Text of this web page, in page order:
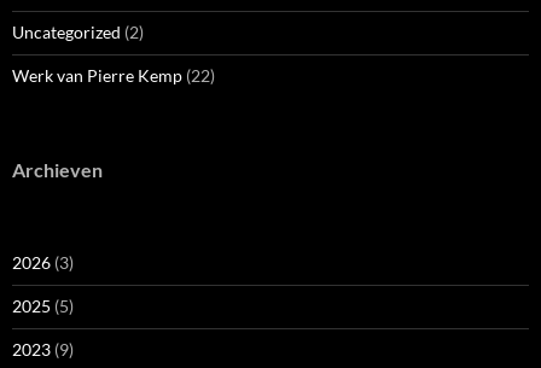
Uncategorized (2)
Werk van Pierre Kemp (22)
Archieven
2026 (3)
2025 (5)
2023 (9)